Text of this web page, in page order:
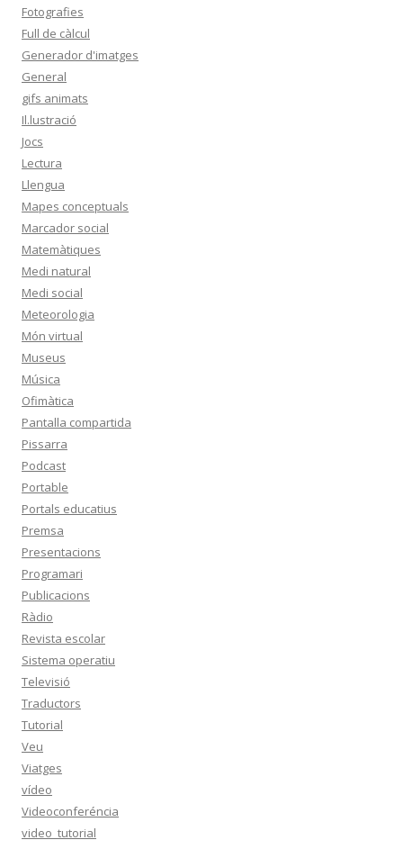
Fotografies
Full de càlcul
Generador d'imatges
General
gifs animats
Il.lustració
Jocs
Lectura
Llengua
Mapes conceptuals
Marcador social
Matemàtiques
Medi natural
Medi social
Meteorologia
Món virtual
Museus
Música
Ofimàtica
Pantalla compartida
Pissarra
Podcast
Portable
Portals educatius
Premsa
Presentacions
Programari
Publicacions
Ràdio
Revista escolar
Sistema operatiu
Televisió
Traductors
Tutorial
Veu
Viatges
vídeo
Videoconferéncia
video_tutorial